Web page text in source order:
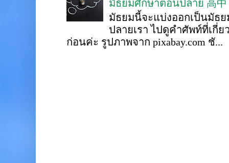
มัธยมศึกษาตอนปลาย 高中
มัธยมนี้จะแบ่งออกเป็นมัธ
ปลายเรา ไปดูคำศัพท์ที่เกี่
ก่อนค่ะ รูปภาพจาก pixabay.com ชั...